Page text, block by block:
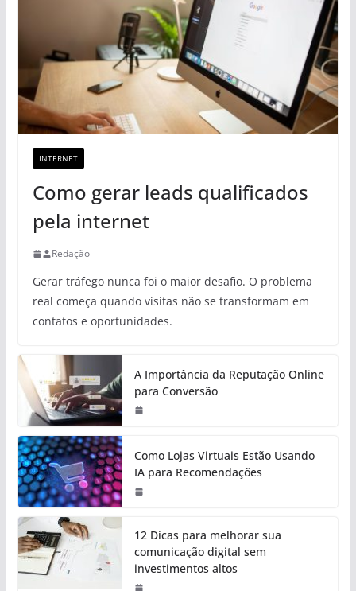
INTERNET
Como gerar leads qualificados
pela internet
Redação
Gerar tráfego nunca foi o maior desafio. O problema
real começa quando visitas não se transformam em
contatos e oportunidades.
A Importância da Reputação Online
para Conversão
Como Lojas Virtuais Estão Usando
IA para Recomendações
12 Dicas para melhorar sua
comunicação digital sem
investimentos altos